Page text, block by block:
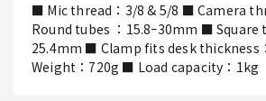
■ Mic thread：3/8 & 5/8 ■ Camera
Round tubes ：15.8ｰ30mm ■ Square
25.4mm ■ Clamp fits desk thickness
Weight：720g ■ Load capacity：1kg